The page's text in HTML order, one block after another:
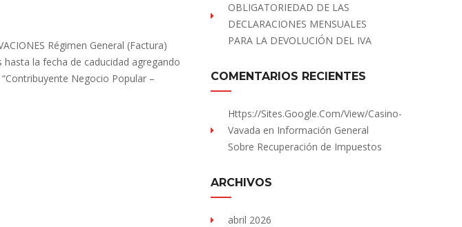
Régimen General (Factura)
hasta la fecha de caducidad agregando
Negocio Popular –
OBLIGATORIEDAD DE LAS
DECLARACIONES MENSUALES
PARA LA DEVOLUCIÓN DEL IVA
COMENTARIOS RECIENTES
Https://sites.Google.com/view/Casino-
Vavada en Información General
Sobre Recuperación de Impuestos
ARCHIVOS
abril 2026